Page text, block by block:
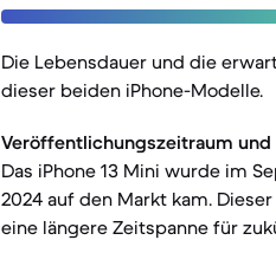
Die Lebensdauer und die
dieser beiden iPhone-Modelle.
Veröffentlichungszeitraum und
Das iPhone 13 Mini wurde im
2024 auf den Markt kam.
eine längere Zeitspanne für